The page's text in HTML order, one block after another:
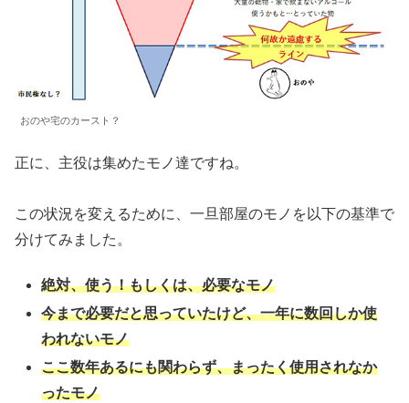
おのや宅のカースト？
正に、主役は集めたモノ達ですね。
この状況を変えるために、一旦部屋のモノを以下の基準で
分けてみました。
絶対、使う！もしくは、必要なモノ
今まで必要だと思っていたけど、一年に数回しか使
われないモノ
ここ数年あるにも関わらず、まったく使用されなか
ったモノ